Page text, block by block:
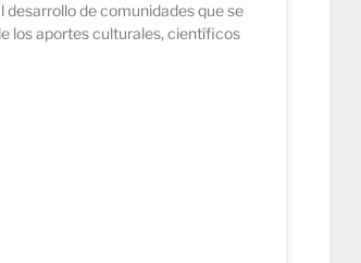
desarrollo de comunidades que se
los aportes culturales, científicos